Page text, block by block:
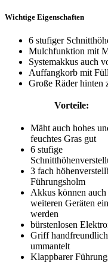
Wichtige Eigenschaften
6 stufiger
Mulchfunktion mit
Systemakkus auch
Auffangkorb mit
Große Räder hinten
Vorteile:
Mäht auch hohes
feuchtes Gras gut
6 stufige
3 fach
Führungsholm
Akkus können auch
weiteren Geräten
werden
bürstenlosen
Griff handfreundlich
ummantelt
Klappbarer